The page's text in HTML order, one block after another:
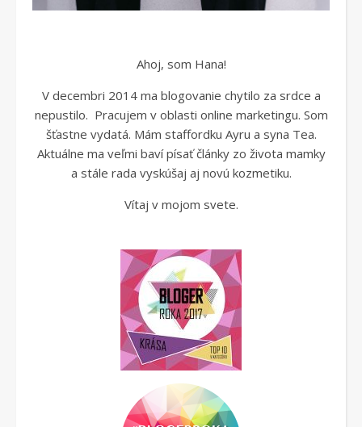
Ahoj, som Hana!
V decembri 2014 ma blogovanie chytilo za srdce a
nepustilo. Pracujem v oblasti online marketingu. Som
šťastne vydatá. Mám staffordku Ayru a syna Tea.
Aktuálne ma veľmi baví písať články zo života mamky
a stále rada vyskúšaj aj novú kozmetiku.
Vítaj v mojom svete.